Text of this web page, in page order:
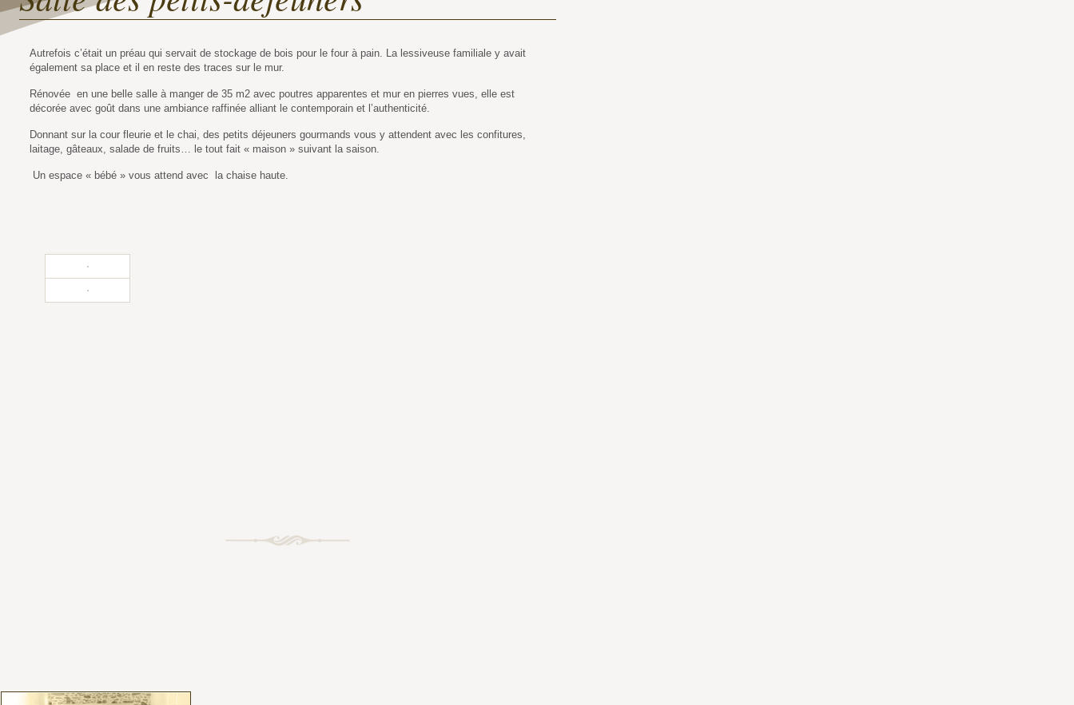
Autrefois c’était un préau qui servait de stockage de bois pour le four à pain. La lessiveuse familiale y avait
également sa place et il en reste des traces sur le mur.
Rénovée en une belle salle à manger de 35 m2 avec poutres apparentes et mur en pierres vues, elle est
décorée avec goût dans une ambiance raffinée alliant le contemporain et l’authenticité.
Donnant sur la cour fleurie et le chai, des petits déjeuners gourmands vous y attendent avec les confitures,
laitage, gâteaux, salade de fruits… le tout fait « maison » suivant la saison.
Un espace « bébé » vous attend avec la chaise haute.